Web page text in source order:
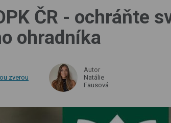
ČR - ochráňte
ohradníka
zverou
Autor
Natálie
Fausová